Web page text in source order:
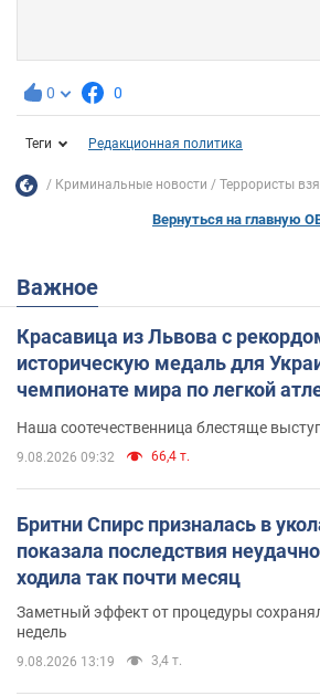
0 0
Теги Редакционная политика
Криминальные новости Террористы
Вернуться на главную
Важное
Красавица из Львова с
историческую медаль для
чемпионате мира по легкой
Наша соотечественница блестяще
9.08.2026 09:32 66,4 т.
Бритни Спирс призналась в
показала последствия
ходила так почти месяц
Заметный эффект от процедуры
недель
9.08.2026 13:19 3,4 т.